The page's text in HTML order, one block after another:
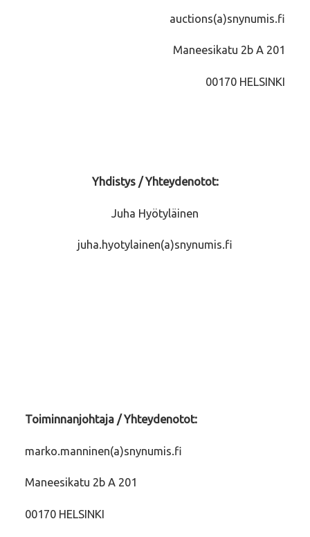
auctions(a)snynumis.fi
Maneesikatu 2b A 201
00170 HELSINKI
Yhdistys / Yhteydenotot:
Juha Hyötyläinen
juha.hyotylainen(a)snynumis.fi
Toiminnanjohtaja / Yhteydenotot:
marko.manninen(a)snynumis.fi
Maneesikatu 2b A 201
00170 HELSINKI